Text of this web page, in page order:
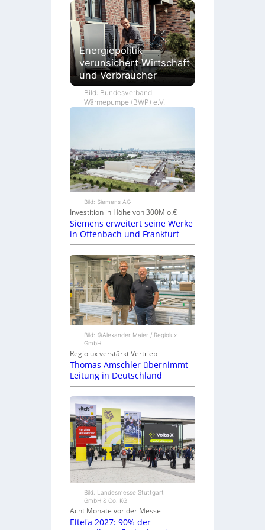
Energiepolitik
verunsichert Wirtschaft
und Verbraucher
Bild: Bundesverband
Wärmepumpe (BWP) e.V.
Bild: Siemens AG
Investition in Höhe von 300Mio.€
Siemens erweitert seine Werke
in Offenbach und Frankfurt
Bild: ©Alexander Maier / Regiolux
GmbH
Regiolux verstärkt Vertrieb
Thomas Amschler übernimmt
Leitung in Deutschland
Bild: Landesmesse Stuttgart
GmbH & Co. KG
Acht Monate vor der Messe
Eltefa 2027: 90% der